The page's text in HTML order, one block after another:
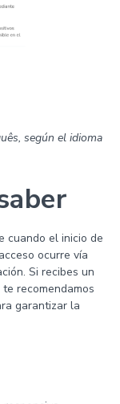
según el idioma
cuando el inicio de
ocurre vía
Si recibes un
recomendamos
garantizar la